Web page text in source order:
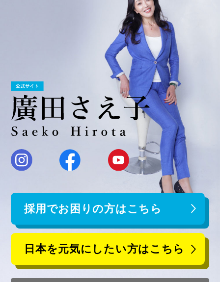
採用でお困りの方はこちら
日本を元気にしたい方はこちら